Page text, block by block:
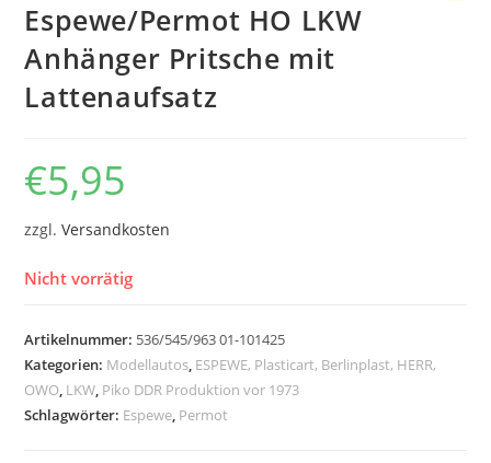
Espewe/Permot HO LKW
Anhänger Pritsche mit
Lattenaufsatz
€5,95
zzgl.Versandkosten
Nicht vorrätig
Artikelnummer: 536/545/963 01-101425
Kategorien: Modellautos, ESPEWE, Plasticart, Berlinplast, HERR,
OWO, LKW, Piko DDR Produktion vor 1973
Schlagwörter: Espewe, Permot